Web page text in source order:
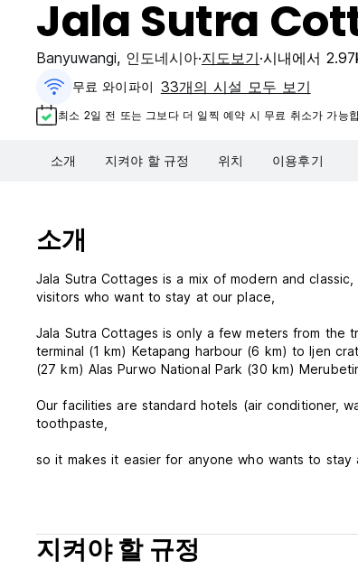
Jala Sutra
Banyuwangi, 인도네시아 지도보기 시내에서
무료 와이파이 33개의 시설 모두 보기
최소 2일 전 또는 그보다 더 일찍 예약 시 무료 취소가 가능
소개 지켜야 할 규정 위치 이용후기
소개
Jala Sutra Cottages is a mix of modern and
visitors who want to stay at our place,
Jala Sutra Cottages is only a few meters from the
terminal (1 km) Ketapang harbour (6 km) to Ijen crater (17 km) Blimbingsari airport (7 km) Red Island (30
(27 km) Alas Purwo National Park (30 km)
Our facilities are standard hotels (air conditioner,
toothpaste,
so it makes it easier for anyone who wants to stay
지켜야 할 규정